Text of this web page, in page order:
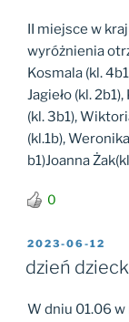
II miejsce w
wyróżnienia
Kosmala (kl.
Jagieło (kl.
(kl. 3b1),
(kl.1b),
b1)Joanna
0
OPUBLIKOWANE
W
2023-06-12
dzień
W dniu 01.06 w